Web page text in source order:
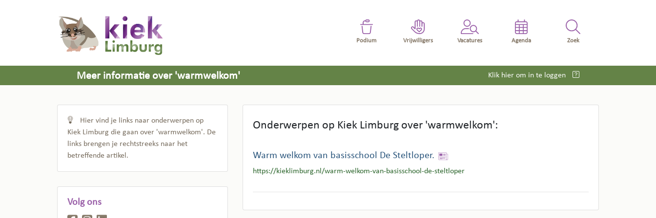
Podium Vrijwilligers Vacatures Agenda Zoek
Meer informatie over 'warmwelkom' Klik hier om in te loggen
Hier vind je links naar onderwerpen op
Kiek Limburg die gaan over 'warmwelkom'. De
links brengen je rechtstreeks naar het
betreffende artikel.
Volg ons
Onderwerpen op Kiek Limburg over 'warmwelkom':
Warm welkom van basisschool De Steltloper.
https://kieklimburg.nl/warm-welkom-van-basisschool-de-steltloper